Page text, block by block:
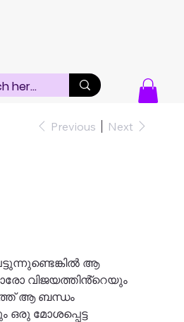
Previous Next
ആ
വിജയത്തിൻ്റെയും
ആ ബന്ധം
മോശപ്പെട്ട